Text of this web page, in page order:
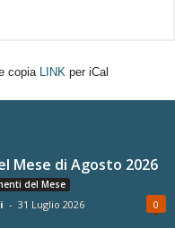
copia LINK per iCal
Mese di Agosto 2026
del Mese
- 31 Luglio 2026 0